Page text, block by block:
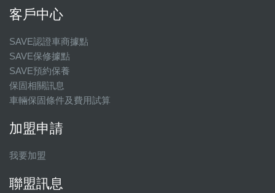
客戶中心
SAVE認證車商據點
SAVE保修據點
SAVE預約保養
保固相關訊息
車輛保固條件及費用試算
加盟申請
我要加盟
聯盟訊息